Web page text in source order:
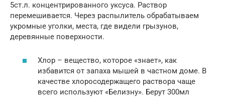
5ст.л. концентрированного уксуса. Раствор
перемешивается. Через распылитель обрабатываем
укромные уголки, места, где видели грызунов,
деревянные поверхности.
Хлор – вещество, которое «знает», как
избавится от запаха мышей в частном доме. В
качестве хлоросодержащего раствора чаще
всего используют «Белизну». Берут 300мл